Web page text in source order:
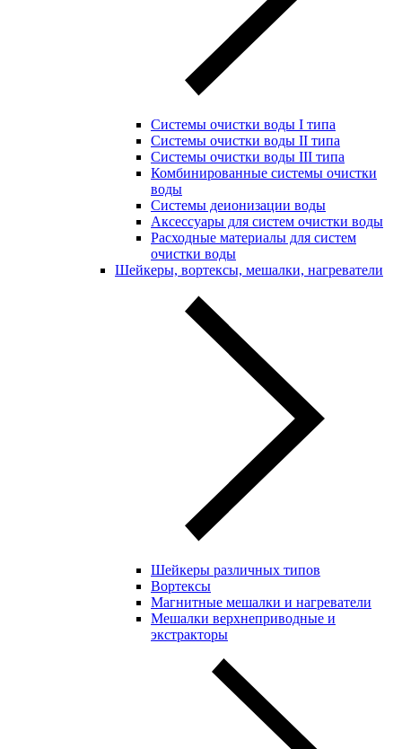
Системы очистки воды I типа
Системы очистки воды II типа
Системы очистки воды III типа
Комбинированные системы очистки
воды
Системы деионизации воды
Аксессуары для систем очистки воды
Расходные материалы для систем
очистки воды
Шейкеры, вортексы, мешалки, нагреватели
Шейкеры различных типов
Вортексы
Магнитные мешалки и нагреватели
Мешалки верхнеприводные и
экстракторы